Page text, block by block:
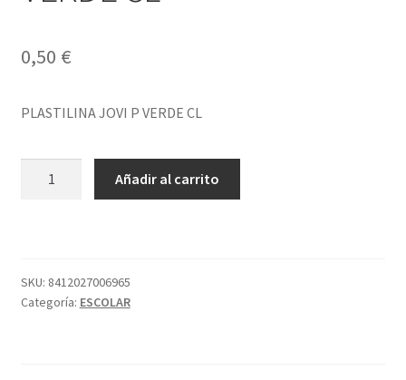
0,50 €
PLASTILINA JOVI P VERDE CL
cantidad
Añadir al carrito
SKU: 8412027006965
Categoría: ESCOLAR